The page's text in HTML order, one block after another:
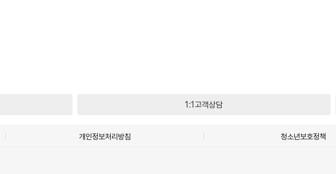
1:1고객상담
개인정보처리방침 청소년보호정책